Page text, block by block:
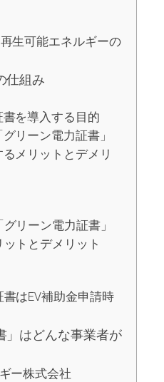
生可能エネルギーの
仕組み
を導入する目的
リーン電力証書」
メリットとデメリ
リーン電力証書」
トとデメリット
はEV補助金申請時
」はどんな事業者が
ー株式会社